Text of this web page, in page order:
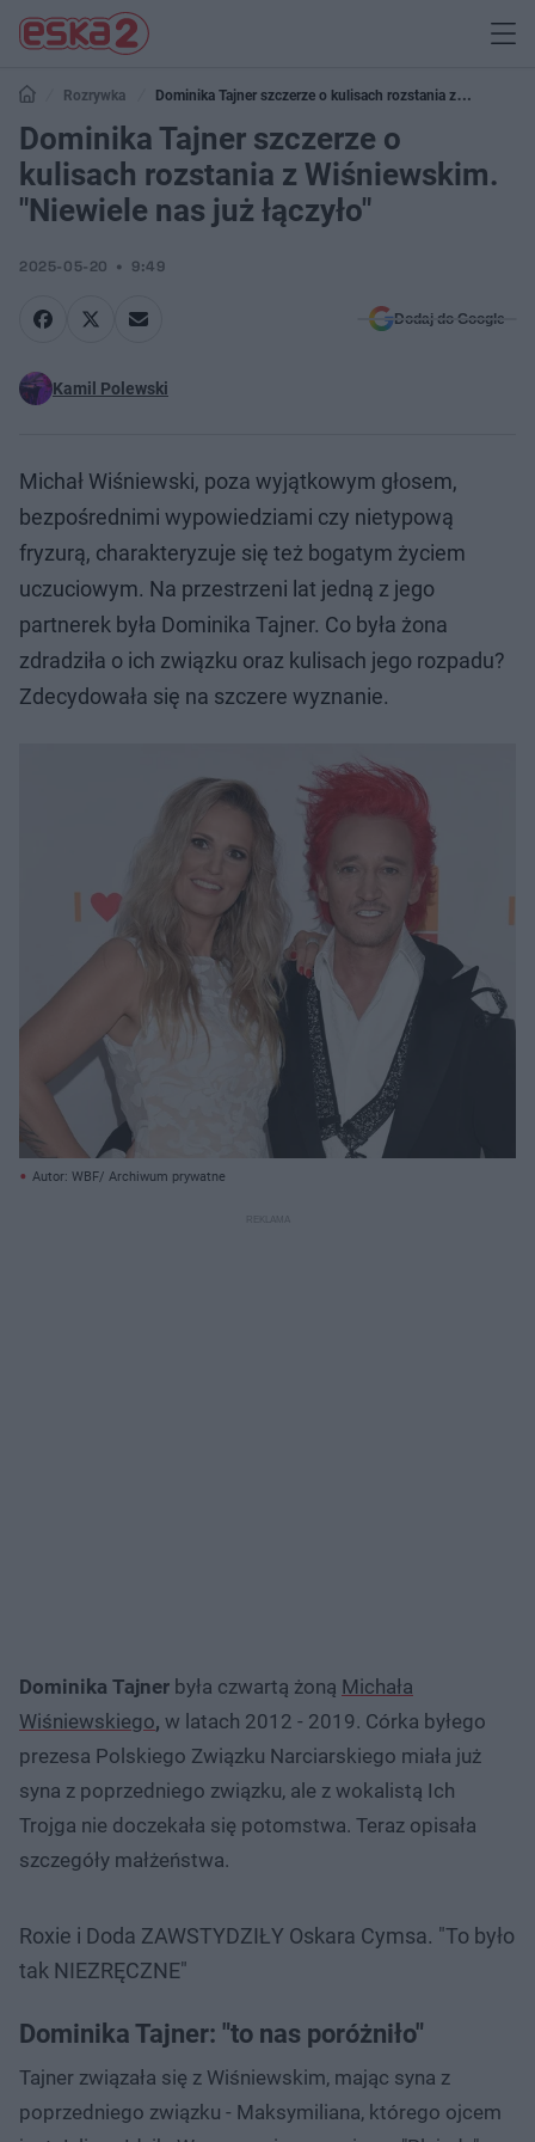
Rozrywka
Dominika Tajner szczerze o kulisach rozstania z
Wiśniewskim. "Niewiele nas już łączyło"
Dominika Tajner szczerze o
kulisach rozstania z Wiśniewskim.
"Niewiele nas już łączyło"
2025-05-20 9:49
Dodaj do Google
Kamil Polewski
Michał Wiśniewski, poza wyjątkowym głosem,
bezpośrednimi wypowiedziami czy nietypową
fryzurą, charakteryzuje się też bogatym życiem
uczuciowym. Na przestrzeni lat jedną z jego
partnerek była Dominika Tajner. Co była żona
zdradziła o ich związku oraz kulisach jego rozpadu?
Zdecydowała się na szczere wyznanie.
Autor: WBF/ Archiwum prywatne
Dominika Tajner była czwartą żoną Michała
Wiśniewskiego, w latach 2012 - 2019. Córka byłego
prezesa Polskiego Związku Narciarskiego miała już
syna z poprzedniego związku, ale z wokalistą Ich
Trojga nie doczekała się potomstwa. Teraz opisała
szczegóły małżeństwa.
Roxie i Doda ZAWSTYDZIŁY Oskara Cymsa. "To było
tak NIEZRĘCZNE"
Dominika Tajner: "to nas poróżniło"
Tajner związała się z Wiśniewskim, mając syna z
poprzedniego związku - Maksymiliana, którego ojcem